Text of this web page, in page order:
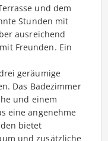
und dem
Stunden mit
ausreichend
Freunden. Ein
geräumige
Das Badezimmer
und einem
eine angenehme
bietet
und zusätzliche